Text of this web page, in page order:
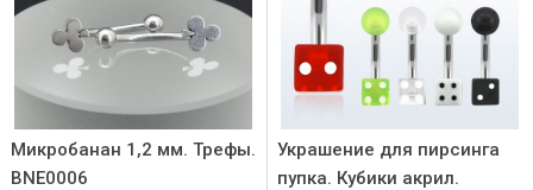
Микробанан 1,2 мм. Трефы.
BNE0006
Украшение для пирсинга
пупка. Кубики акрил.